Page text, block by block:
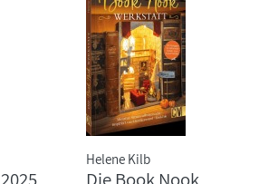
Helene Kilb
Die Book Nook